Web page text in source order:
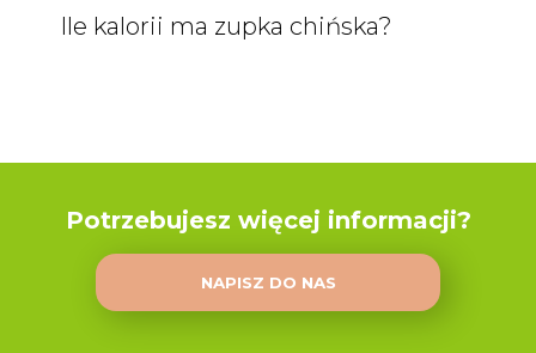
Ile kalorii ma zupka chińska?
Potrzebujesz więcej informacji?
NAPISZ DO NAS